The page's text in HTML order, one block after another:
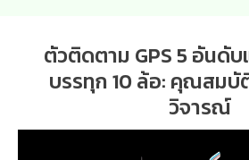
ตัวติดตาม GPS 5 อันดั
บรรทุก 10 ล้อ: คุณสมบั
วิจารณ์